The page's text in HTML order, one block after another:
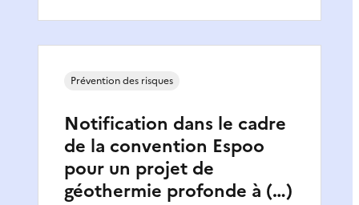
Notification dans le cadre
de la convention Espoo
pour un projet de
géothermie profonde à (…)
Prévention des risques